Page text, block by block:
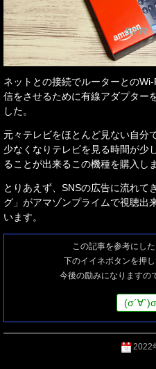
ネットとの接続でルーターとの
信をさせるために有線アダプター
した。
元々テレビをほとんど見ない自分
少なくなりテレビを見る時間が少
ることが出来るこの機種を購入し
とりあえず、SNSの広告に流れて
グ」がアマゾンプライムで視聴出
います。
この記事を参考にし
下のイイネボタンを押
今後の励みになりますの
(σ´∀`)σ
2022